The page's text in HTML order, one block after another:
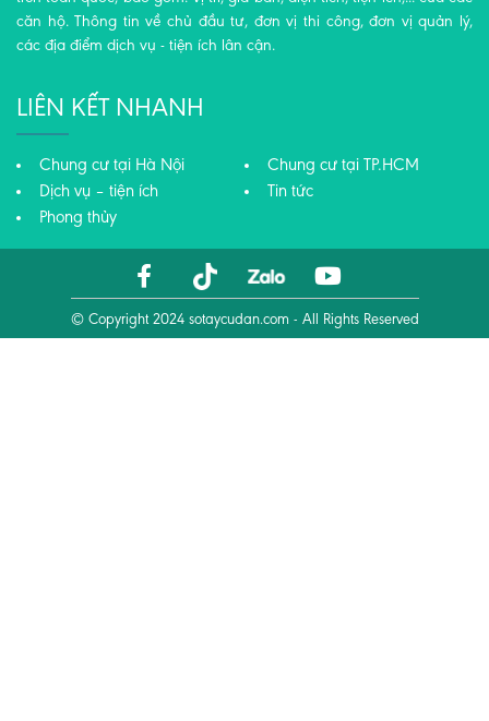
căn hộ. Thông tin về chủ đầu tư, đơn vị thi công, đơn vị quản lý,
các địa điểm dịch vụ - tiện ích lân cận.
LIÊN KẾT NHANH
Chung cư tại Hà Nội
Chung cư tại TP.HCM
Dịch vụ – tiện ích
Tin tức
Phong thủy
© Copyright 2024 sotaycudan.com- All Rights Reserved